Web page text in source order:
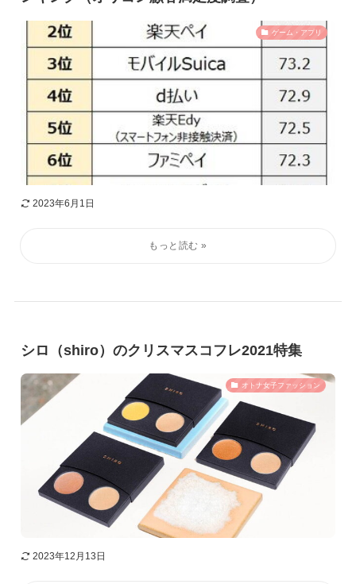
ゲーム・アプリ
2023年6月1日
シロ（shiro）のクリスマスコフレ2021特集
オトナ女子ファッション
2023年12月13日